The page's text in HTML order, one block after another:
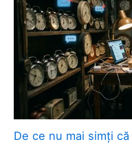
De ce nu mai simți